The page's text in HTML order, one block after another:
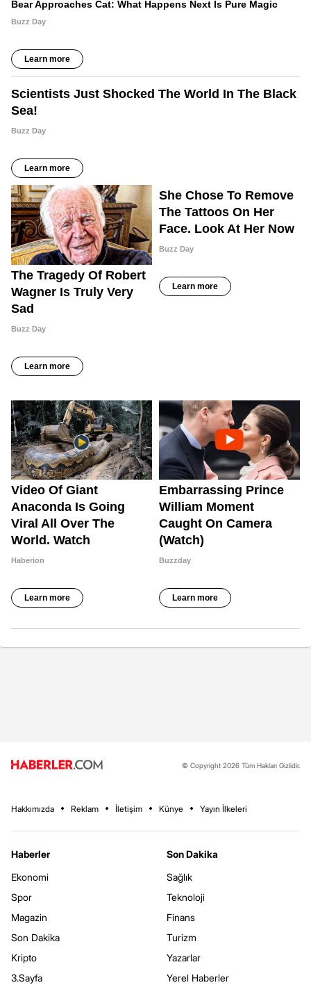
© Copyright 2026 Tüm Hakları Gizlidir.
Hakkımızda Reklam İletişim Künye Yayın İlkeleri
Haberler
Ekonomi
Spor
Magazin
Son Dakika
Kripto
3.Sayfa
Son Dakika
Sağlık
Teknoloji
Finans
Turizm
Yazarlar
Yerel Haberler